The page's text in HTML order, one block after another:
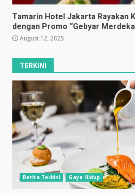
Tamarin Hotel Jakarta Rayakan
dengan Promo “Gebyar
August 12, 2025
TERKINI
Berita Terkini Gaya Hidup